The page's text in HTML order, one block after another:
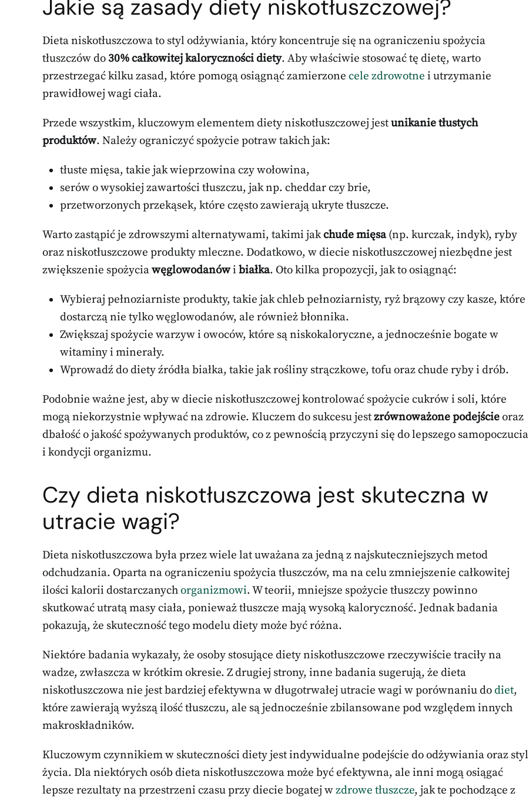
Jakie są zasady diety niskotłuszczowej?
Dieta niskotłuszczowa to styl odżywiania, który koncentruje się na ograniczeniu spożycia
tłuszczów do 30% całkowitej kaloryczności diety. Aby właściwie stosować tę dietę, warto
przestrzegać kilku zasad, które pomogą osiągnąć zamierzone cele zdrowotne i utrzymanie
prawidłowej wagi ciała.
Przede wszystkim, kluczowym elementem diety niskotłuszczowej jestunikanie tłustych
produktów. Należy ograniczyć spożycie potraw takich jak:
tłuste mięsa, takie jak wieprzowina czy wołowina,
serów o wysokiej zawartości tłuszczu, jak np. cheddar czy brie,
przetworzonych przekąsek, które często zawierają ukryte tłuszcze.
Warto zastąpić je zdrowszymi alternatywami, takimi jakchude mięsa(np. kurczak, indyk), ryby
oraz niskotłuszczowe produkty mleczne. Dodatkowo, w diecie niskotłuszczowej niezbędne jest
zwiększenie spożyciawęglowodanówi białka. Oto kilka propozycji, jak to osiągnąć:
Wybieraj pełnoziarniste produkty, takie jak chleb pełnoziarnisty, ryż brązowy czy kasze, które
dostarczą nie tylko węglowodanów, ale również błonnika.
Zwiększaj spożycie warzyw i owoców, które są niskokaloryczne, a jednocześnie bogate w
witaminy i minerały.
Wprowadź do diety źródła białka, takie jak rośliny strączkowe, tofu oraz chude ryby i drób.
Podobnie ważne jest, aby w diecie niskotłuszczowej kontrolować spożycie cukrów i soli, które
mogą niekorzystnie wpływać na zdrowie. Kluczem do sukcesu jestzrównoważone podejścieoraz
dbałość o jakość spożywanych produktów, co z pewnością przyczyni się do lepszego samopoczucia
i kondycji organizmu.
Czy dieta niskotłuszczowa jest skuteczna w
utracie wagi?
Dieta niskotłuszczowa była przez wiele lat uważana za jedną z najskuteczniejszych metod
odchudzania. Oparta na ograniczeniu spożycia tłuszczów, ma na celu zmniejszenie całkowitej
ilości kalorii dostarczanychorganizmowi. W teorii, mniejsze spożycie tłuszczy powinno
skutkować utratą masy ciała, ponieważ tłuszcze mają wysoką kaloryczność. Jednak badania
pokazują, że skuteczność tego modelu diety może być różna.
Niektóre badania wykazały, że osoby stosujące diety niskotłuszczowe rzeczywiście traciły na
wadze, zwłaszcza w krótkim okresie. Z drugiej strony, inne badania sugerują, że dieta
niskotłuszczowa nie jest bardziej efektywna w długotrwałej utracie wagi w porównaniu dodiet,
które zawierają wyższą ilość tłuszczu, ale są jednocześnie zbilansowane pod względem innych
makroskładników.
Kluczowym czynnikiem w skuteczności diety jest indywidualne podejście do odżywiania oraz styl
życia. Dla niektórych osób dieta niskotłuszczowa może być efektywna, ale inni mogą osiągać
lepsze rezultaty na przestrzeni czasu przy diecie bogatej wzdrowe tłuszcze, jak te pochodzące z